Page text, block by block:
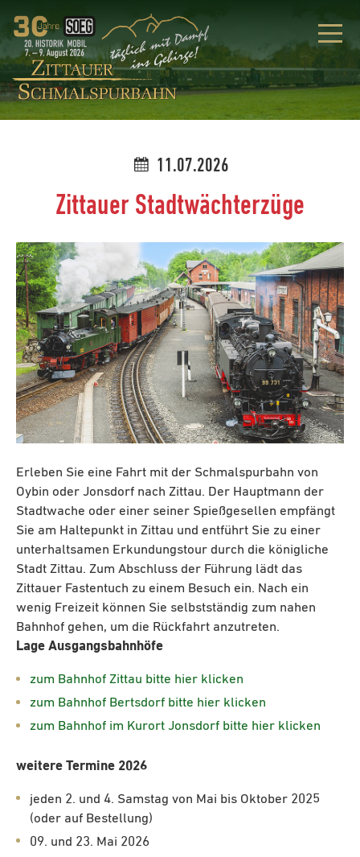
11.07.2026
Zittauer Stadtwächterzüge
Erleben Sie eine Fahrt mit der Schmalspurbahn von
Oybin oder Jonsdorf nach Zittau. Der Hauptmann der
Stadtwache oder einer seiner Spießgesellen empfängt
Sie am Haltepunkt in Zittau und entführt Sie zu einer
unterhaltsamen Erkundungstour durch die königliche
Stadt Zittau. Zum Abschluss der Führung lädt das
Zittauer Fastentuch zu einem Besuch ein. Nach ein
wenig Freizeit können Sie selbstständig zum nahen
Bahnhof gehen, um die Rückfahrt anzutreten.
Lage Ausgangsbahnhöfe
zum Bahnhof Zittau bitte hier klicken
zum Bahnhof Bertsdorf bitte hier klicken
zum Bahnhof im Kurort Jonsdorf bitte hier klicken
weitere Termine 2026
jeden 2. und 4. Samstag von Mai bis Oktober 2025
(oder auf Bestellung)
09. und 23. Mai 2026